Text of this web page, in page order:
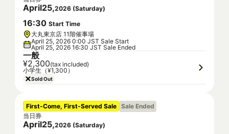
April25,2026 (Saturday)
16:30 Start Time
大丸東京店 11階催事場
April 25, 2026 0:00 JST Sale Start
April 25, 2026 16:30 JST Sale Ended
一般
¥2,300(tax included)
小学生（¥1,300）
Sold Out
First-Come, First-Served Sale Sale Ended
当日券
April25,2026 (Saturday)